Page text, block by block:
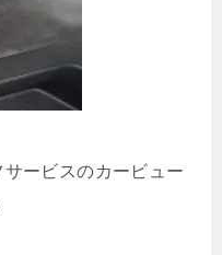
ービスのカービュー